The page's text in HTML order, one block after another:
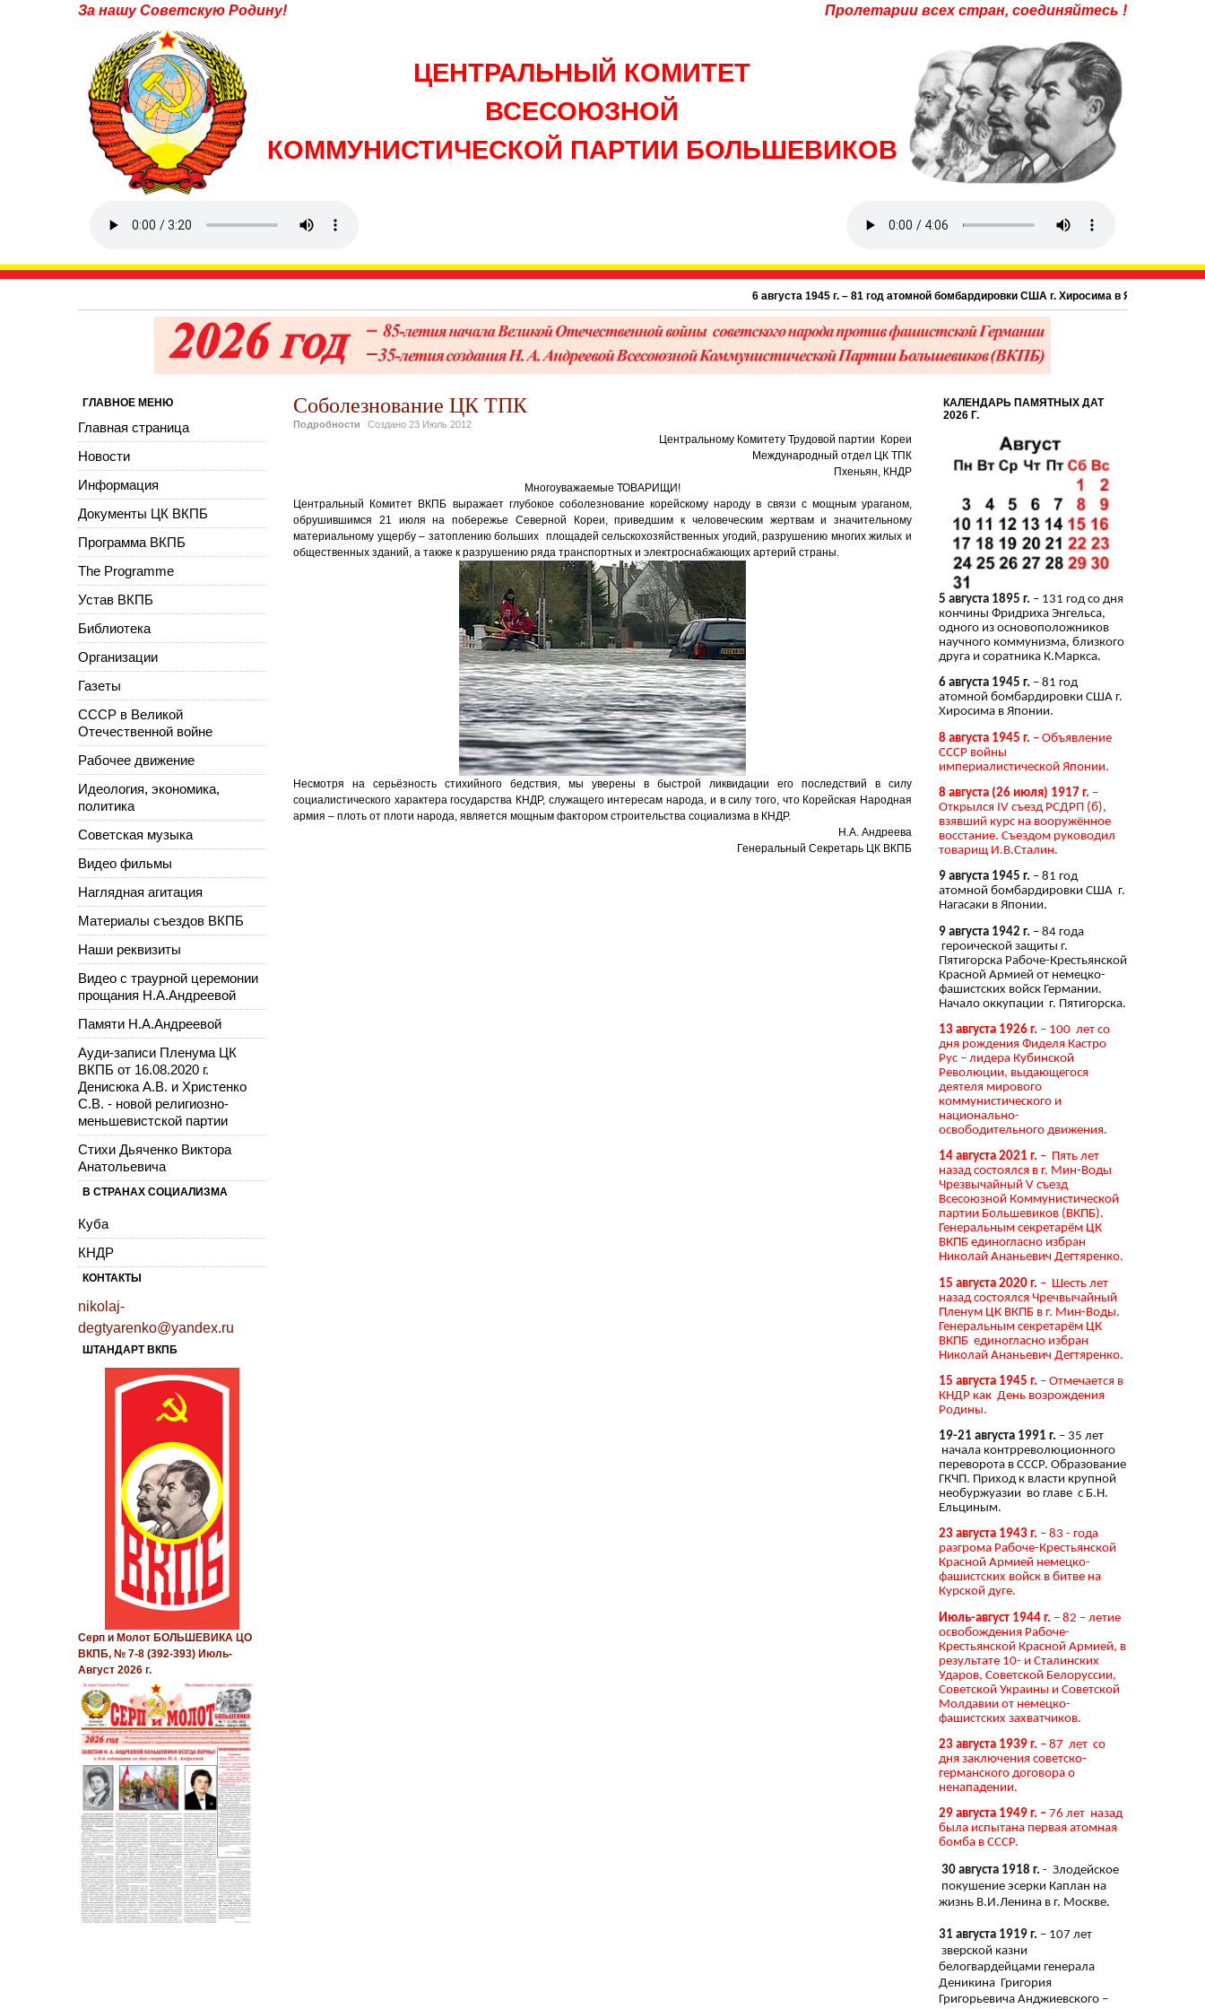
За нашу Советскую Родину! Пролетарии всех стран, соединяйтесь !
ЦЕНТРАЛЬНЫЙ КОМИТЕТ
ВСЕСОЮЗНОЙ
КОММУНИСТИЧЕСКОЙ ПАРТИИ БОЛЬШЕВИКОВ
6 августа 1945 г. – 81 год атомной бомбардировки США г. Хиросима в Японии.
Соболезнование ЦК ТПК
Подробности Создано 23 Июль 2012
Центральному Комитету Трудовой партии Кореи
Международный отдел ЦК ТПК
Пхеньян, КНДР
Многоуважаемые ТОВАРИЩИ!
Центральный Комитет ВКПБ выражает глубокое соболезнование корейскому народу в связи с мощным ураганом,
обрушившимся 21 июля на побережье Северной Кореи, приведшим к человеческим жертвам и значительному
материальному ущербу – затоплению больших площадей сельскохозяйственных угодий, разрушению многих жилых и
общественных зданий, а также к разрушению ряда транспортных и электроснабжающих артерий страны.
Несмотря на серьёзность стихийного бедствия, мы уверены в быстрой ликвидации его последствий в силу
социалистического характера государства КНДР, служащего интересам народа, и в силу того, что Корейская Народная
армия – плоть от плоти народа, является мощным фактором строительства социализма в КНДР.
Н.А. Андреева
Генеральный Секретарь ЦК ВКПБ
ГЛАВНОЕ МЕНЮ
Главная страница
Новости
Информация
Документы ЦК ВКПБ
Программа ВКПБ
The Programme
Устав ВКПБ
Библиотека
Организации
Газеты
СССР в Великой
Отечественной войне
Рабочее движение
Идеология, экономика,
политика
Советская музыка
Видео фильмы
Наглядная агитация
Материалы съездов ВКПБ
Наши реквизиты
Видео с траурной церемонии
прощания Н.А.Андреевой
Памяти Н.А.Андреевой
Ауди-записи Пленума ЦК
ВКПБ от 16.08.2020 г.
Денисюка А.В. и Христенко
С.В. - новой религиозно-
меньшевистской партии
Стихи Дьяченко Виктора
Анатольевича
В СТРАНАХ СОЦИАЛИЗМА
Куба
КНДР
КОНТАКТЫ
nikolaj-
degtyarenko@yandex.ru
ШТАНДАРТ ВКПБ
Серп и Молот БОЛЬШЕВИКА ЦО
ВКПБ, № 7-8 (392-393) Июль-
Август 2026 г.
КАЛЕНДАРЬ ПАМЯТНЫХ ДАТ
2026 Г.
5 августа 1895 г. – 131 год со дня
кончины Фридриха Энгельса,
одного из основоположников
научного коммунизма, близкого
друга и соратника К.Маркса.
6 августа 1945 г. – 81 год
атомной бомбардировки США г.
Хиросима в Японии.
8 августа 1945 г. – Объявление
СССР войны
империалистической Японии.
8 августа (26 июля) 1917 г. –
Открылся IV съезд РСДРП (б),
взявший курс на вооружённое
восстание. Съездом руководил
товарищ И.В.Сталин.
9 августа 1945 г. – 81 год
атомной бомбардировки США г.
Нагасаки в Японии.
9 августа 1942 г. – 84 года
героической защиты г.
Пятигорска Рабоче-Крестьянской
Красной Армией от немецко-
фашистских войск Германии.
Начало оккупации г. Пятигорска.
13 августа 1926 г. – 100 лет со
дня рождения Фиделя Кастро
Рус – лидера Кубинской
Революции, выдающегося
деятеля мирового
коммунистического и
национально-
освободительного движения.
14 августа 2021 г. – Пять лет
назад состоялся в г. Мин-Воды
Чрезвычайный V съезд
Всесоюзной Коммунистической
партии Большевиков (ВКПБ).
Генеральным секретарём ЦК
ВКПБ единогласно избран
Николай Ананьевич Дегтяренко.
15 августа 2020 г. – Шесть лет
назад состоялся Чречвычайный
Пленум ЦК ВКПБ в г. Мин-Воды.
Генеральным секретарём ЦК
ВКПБ единогласно избран
Николай Ананьевич Дегтяренко.
15 августа 1945 г. – Отмечается в
КНДР как День возрождения
Родины.
19-21 августа 1991 г. – 35 лет
начала контрреволюционного
переворота в СССР. Образование
ГКЧП. Приход к власти крупной
необуржуазии во главе с Б.Н.
Ельциным.
23 августа 1943 г. – 83 - года
разгрома Рабоче-Крестьянской
Красной Армией немецко-
фашистских войск в битве на
Курской дуге.
Июль-август 1944 г. – 82 – летие
освобождения Рабоче-
Крестьянской Красной Армией, в
результате 10- и Сталинских
Ударов, Советской Белоруссии,
Советской Украины и Советской
Молдавии от немецко-
фашистских захватчиков.
23 августа 1939 г. – 87 лет со
дня заключения советско-
германского договора о
ненападении.
29 августа 1949 г. – 76 лет назад
была испытана первая атомная
бомба в СССР.
30 августа 1918 г. - Злодейское
покушение эсерки Каплан на
жизнь В.И.Ленина в г. Москве.
31 августа 1919 г. – 107 лет
зверской казни
белогвардейцами генерала
Деникина Григория
Григорьевича Анджиевского –